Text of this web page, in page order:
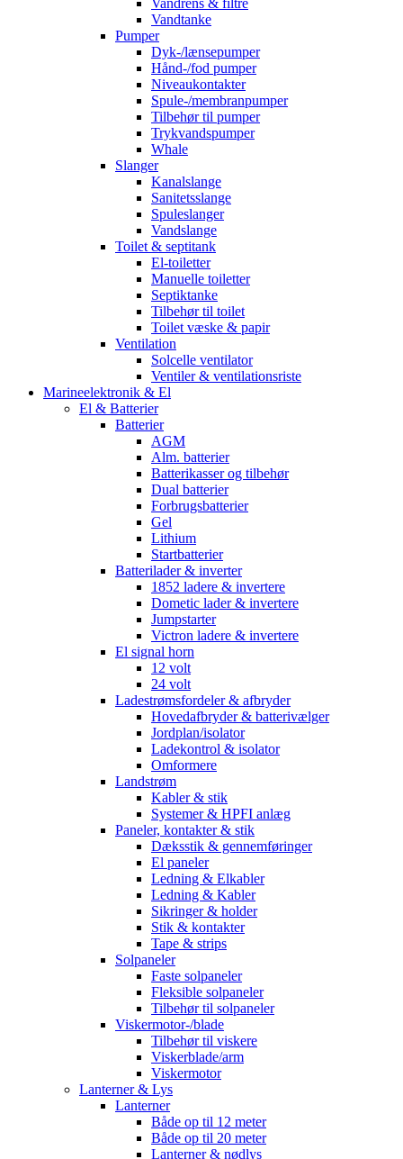
Vandrens & filtre
Vandtanke
Pumper
Dyk-/lænsepumper
Hånd-/fod pumper
Niveaukontakter
Spule-/membranpumper
Tilbehør til pumper
Trykvandspumper
Whale
Slanger
Kanalslange
Sanitetsslange
Spuleslanger
Vandslange
Toilet & septitank
El-toiletter
Manuelle toiletter
Septiktanke
Tilbehør til toilet
Toilet væske & papir
Ventilation
Solcelle ventilator
Ventiler & ventilationsriste
Marineelektronik & El
El & Batterier
Batterier
AGM
Alm. batterier
Batterikasser og tilbehør
Dual batterier
Forbrugsbatterier
Gel
Lithium
Startbatterier
Batterilader & inverter
1852 ladere & invertere
Dometic lader & invertere
Jumpstarter
Victron ladere & invertere
El signal horn
12 volt
24 volt
Ladestrømsfordeler & afbryder
Hovedafbryder & batterivælger
Jordplan/isolator
Ladekontrol & isolator
Omformere
Landstrøm
Kabler & stik
Systemer & HPFI anlæg
Paneler, kontakter & stik
Dæksstik & gennemføringer
El paneler
Ledning & Elkabler
Ledning & Kabler
Sikringer & holder
Stik & kontakter
Tape & strips
Solpaneler
Faste solpaneler
Fleksible solpaneler
Tilbehør til solpaneler
Viskermotor-/blade
Tilbehør til viskere
Viskerblade/arm
Viskermotor
Lanterner & Lys
Lanterner
Både op til 12 meter
Både op til 20 meter
Lanterner & nødlys